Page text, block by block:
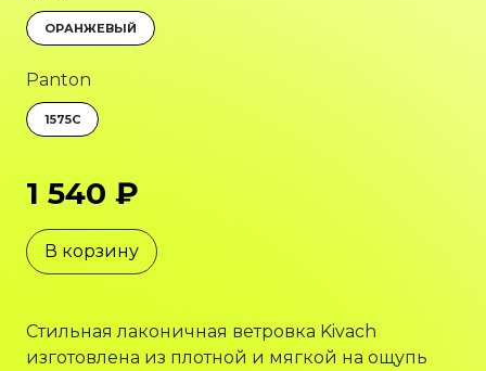
ОРАНЖЕВЫЙ
Panton
1575C
1 540 ₽
В корзину
Стильная лаконичная ветровка Kivach
изготовлена из плотной и мягкой на ощупь